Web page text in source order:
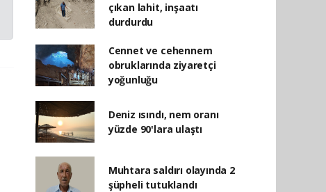
çıkan lahit, inşaatı
durdurdu
Cennet ve cehennem
obruklarında ziyaretçi
yoğunluğu
Deniz ısındı, nem oranı
yüzde 90'lara ulaştı
Muhtara saldırı olayında 2
şüpheli tutuklandı